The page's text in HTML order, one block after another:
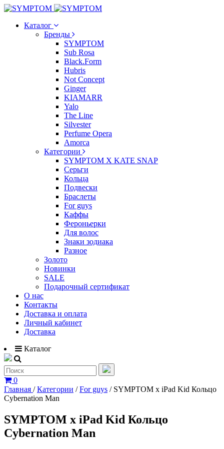
Каталог
Бренды
SYMPTOM
Sub Rosa
Black.Form
Hubris
Not Concept
Ginger
KIAMARR
Yalo
The Line
Silvester
Perfume Opera
Amorca
Категории
SYMPTOM X KATE SNAP
Серьги
Кольца
Подвески
Браслеты
For guys
Каффы
Фероньерки
Для волос
Знаки зодиака
Разное
Золото
Новинки
SALE
Подарочный сертификат
О нас
Контакты
Доставка и оплата
Личный кабинет
Доставка
Каталог
0
Главная /Категории /For guys / SYMPTOM x iPad Kid Кольцо
Cybernation Man
SYMPTOM x iPad Kid Кольцо
Cybernation Man